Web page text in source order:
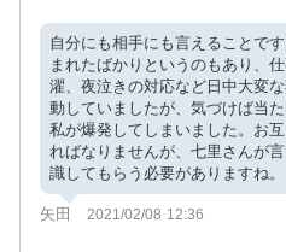
自分にも相手にも言えることで
まれたばかりというのもあり、
濯、夜泣きの対応など日中大変
動していましたが、気づけば当
私が爆発してしまいました。お
ればなりませんが、七里さんが
識してもらう必要がありますね。
矢田 2021/02/08 12:36